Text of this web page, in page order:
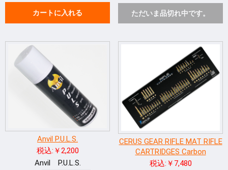
カートに入れる ただいま品切れ中です。
Anvil P.U.L.S.
税込:￥2,200
Anvil P.U.L.S.
CERUS GEAR RIFLE MAT RIFLE
CARTRIDGES Carbon
税込:￥7,480